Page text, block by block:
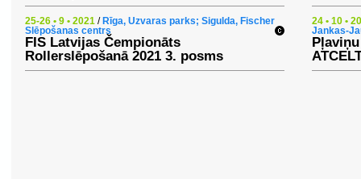
25-26 • 9 • 2021 / Rīga, Uzvaras parks; Sigulda, Fischer
Slēpošanas centrs
FIS Latvijas Čempionāts
Rollerslēpošanā 2021 3. posms
24 • 10 •
Jankas-